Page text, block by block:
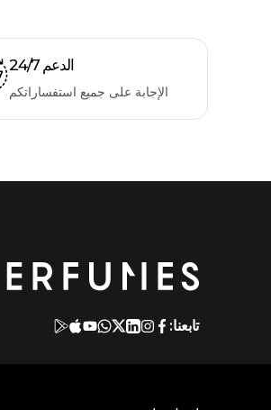
الدعم 24/7
الإجابة على جميع استفساراتكم
تابعنا: